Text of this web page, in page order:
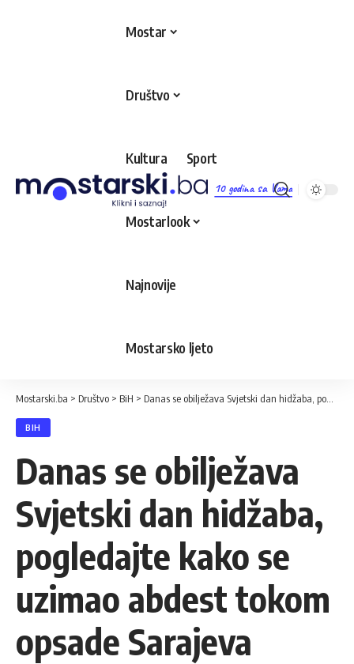
10 godina sa Vama
Mostar
Društvo
Kultura Sport
Mostarlook
Najnovije
Mostarsko ljeto
Mostarski.ba > Društvo > BiH > Danas se obilježava Svjetski dan hidžaba, pogledajte kako se uzimao abdest tokom opsade Sarajeva
BIH
Danas se obilježava
Svjetski dan hidžaba,
pogledajte kako se
uzimao abdest tokom
opsade Sarajeva